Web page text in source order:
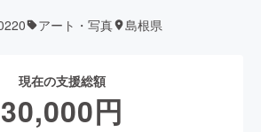
アート・写真 島根県
現在の支援総額
30,000円